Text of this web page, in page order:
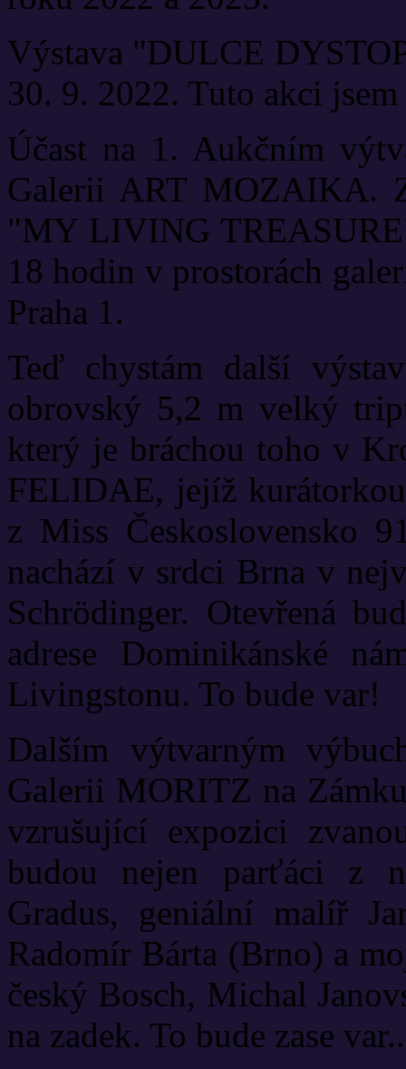
Výstava "DULCE
30. 9. 2022. Tuto akci
Účast na 1. Aukčním
Galerii ART MOZAIKA.
"MY LIVING
18 hodin v prostorách
Praha 1.
Teď chystám další
obrovský 5,2 m velký
který je bráchou toho v
FELIDAE, jejíž
z Miss Československo
nachází v srdci Brna v
Schrödinger. Otevřená
adrese Dominikánské
Livingstonu. To bude var!
Dalším výtvarným
Galerii MORITZ na
vzrušující expozici
budou nejen parťáci z
Gradus, geniální malíř
Radomír Bárta (Brno) a
český Bosch, Michal
na zadek. To bude zase